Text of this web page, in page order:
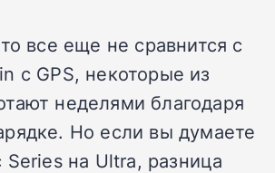
все еще не сравнится с
с GPS, некоторые из
неделями благодаря
Но если вы думаете
на Ultra, разница